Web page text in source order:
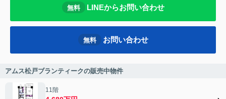
無料 LINEからお問い合わせ
無料 お問い合わせ
アムス松戸ブランティークの販売中物件
11階